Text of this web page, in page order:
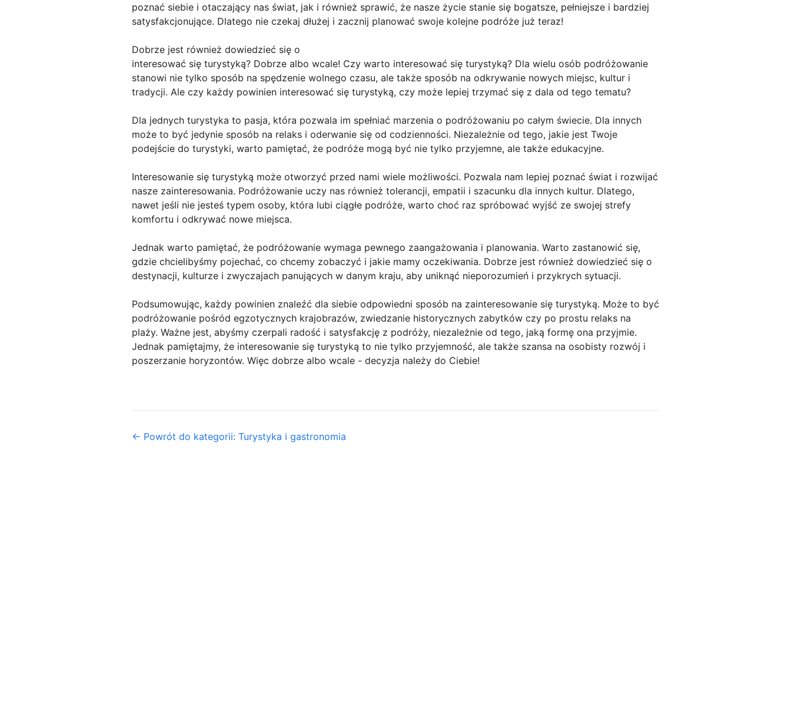
poznać siebie i otaczający nas świat, jak i również sprawić, że nasze życie stanie się bogatsze, pełniejsze i bardziej
satysfakcjonujące. Dlatego nie czekaj dłużej i zacznij planować swoje kolejne podróże już teraz!
Dobrze jest również dowiedzieć się o
interesować się turystyką? Dobrze albo wcale! Czy warto interesować się turystyką? Dla wielu osób podróżowanie
stanowi nie tylko sposób na spędzenie wolnego czasu, ale także sposób na odkrywanie nowych miejsc, kultur i
tradycji. Ale czy każdy powinien interesować się turystyką, czy może lepiej trzymać się z dala od tego tematu?
Dla jednych turystyka to pasja, która pozwala im spełniać marzenia o podróżowaniu po całym świecie. Dla innych
może to być jedynie sposób na relaks i oderwanie się od codzienności. Niezależnie od tego, jakie jest Twoje
podejście do turystyki, warto pamiętać, że podróże mogą być nie tylko przyjemne, ale także edukacyjne.
Interesowanie się turystyką może otworzyć przed nami wiele możliwości. Pozwala nam lepiej poznać świat i rozwijać
nasze zainteresowania. Podróżowanie uczy nas również tolerancji, empatii i szacunku dla innych kultur. Dlatego,
nawet jeśli nie jesteś typem osoby, która lubi ciągłe podróże, warto choć raz spróbować wyjść ze swojej strefy
komfortu i odkrywać nowe miejsca.
Jednak warto pamiętać, że podróżowanie wymaga pewnego zaangażowania i planowania. Warto zastanowić się,
gdzie chcielibyśmy pojechać, co chcemy zobaczyć i jakie mamy oczekiwania. Dobrze jest również dowiedzieć się o
destynacji, kulturze i zwyczajach panujących w danym kraju, aby uniknąć nieporozumień i przykrych sytuacji.
Podsumowując, każdy powinien znaleźć dla siebie odpowiedni sposób na zainteresowanie się turystyką. Może to być
podróżowanie pośród egzotycznych krajobrazów, zwiedzanie historycznych zabytków czy po prostu relaks na
plaży. Ważne jest, abyśmy czerpali radość i satysfakcję z podróży, niezależnie od tego, jaką formę ona przyjmie.
Jednak pamiętajmy, że interesowanie się turystyką to nie tylko przyjemność, ale także szansa na osobisty rozwój i
poszerzanie horyzontów. Więc dobrze albo wcale - decyzja należy do Ciebie!
← Powrót do kategorii: Turystyka i gastronomia